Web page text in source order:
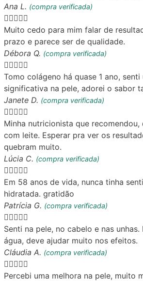
Ana L. (compra verificada)

Muito cedo para mim falar de
prazo e parece ser de qualidade.
Débora Q. (compra verificada)

Tomo colágeno há quase 1 ano, senti
significativa na pele, adorei o sabor
Janete D. (compra verificada)

Minha nutricionista que
com leite. Esperar pra ver os
quebram muito.
Lúcia C. (compra verificada)

Em 58 anos de vida, nunca tinha
hidratada. gratidão
Patrícia G. (compra verificada)

Senti na pele, no cabelo e nas
água, deve ajudar muito nos efeitos.
Cláudia A. (compra verificada)

Percebi uma melhora na pele, muito